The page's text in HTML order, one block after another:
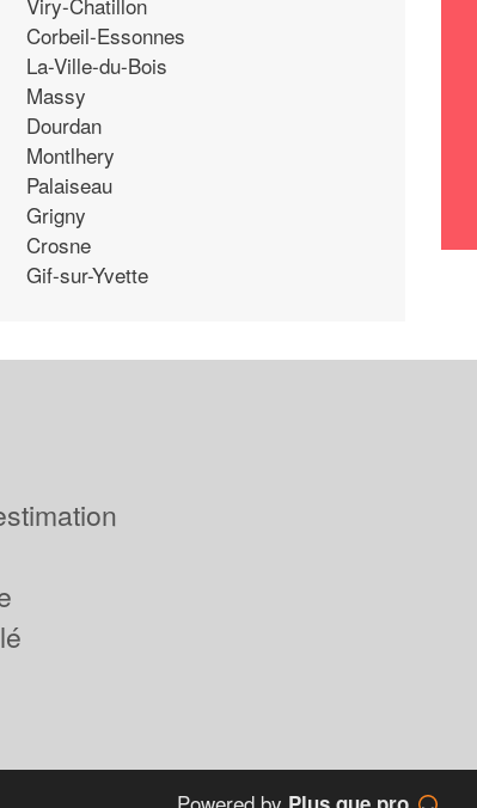
Corbeil-Essonnes
La-Ville-du-Bois
Massy
Dourdan
Montlhery
Palaiseau
Grigny
Crosne
Gif-sur-Yvette